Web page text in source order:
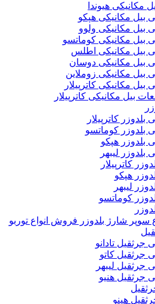
هپکو
ولوو
کوماتسو
اطلس
دوسان
زوملاین
کاترپیلار
کاترپیلار
بلدوزر فروش انواع توربو